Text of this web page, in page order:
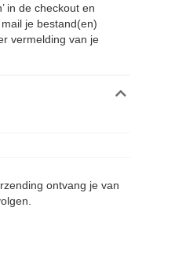
in de checkout en
je bestand(en)
vermelding van je
ontvang je van